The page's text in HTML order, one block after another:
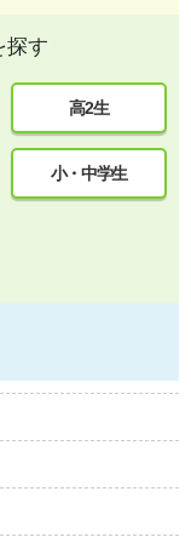
探す
高2生
小・中学生